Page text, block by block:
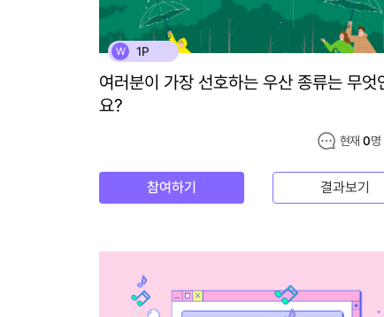
W 1P
여러분이 가장 선호하는 우산 종류는 무엇
요?
현재0명
참여하기 결과보기